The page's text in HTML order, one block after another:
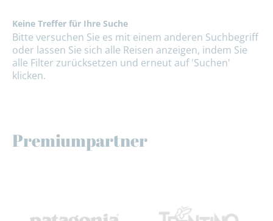
Keine Treffer für Ihre Suche
Bitte versuchen Sie es mit einem anderen Suchbegriff
oder lassen Sie sich alle Reisen anzeigen, indem Sie
alle Filter zurücksetzen und erneut auf 'Suchen'
klicken.
Premiumpartner